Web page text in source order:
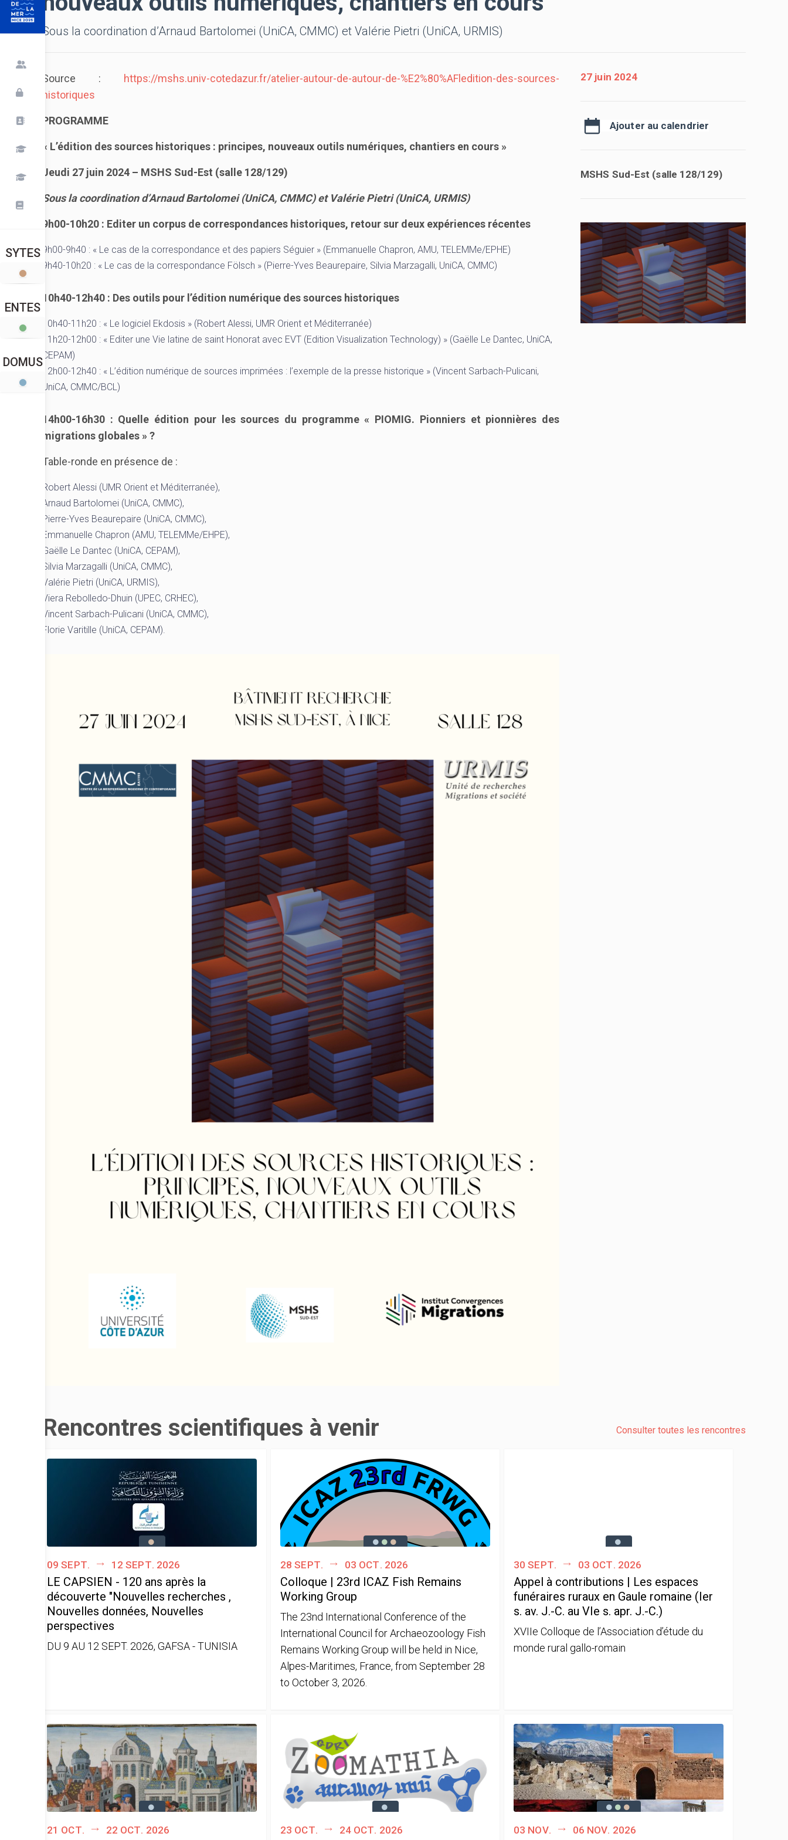
SYTES
ENTES
DOMUS
Sous la coordination d’Arnaud Bartolomei (UniCA, CMMC) et Valérie Pietri (UniCA, URMIS)
Source : https://mshs.univ-cotedazur.fr/atelier-autour-de-autour-de-%E2%80%AFledition-des-sources-
historiques
PROGRAMME
« L’édition des sources historiques : principes, nouveaux outils numériques, chantiers en cours »
Jeudi 27 juin 2024 – MSHS Sud-Est (salle 128/129)
Sous la coordination d’Arnaud Bartolomei (UniCA, CMMC) et Valérie Pietri (UniCA, URMIS)
9h00-10h20 : Editer un corpus de correspondances historiques, retour sur deux expériences récentes
9h00-9h40 : « Le cas de la correspondance et des papiers Séguier » (Emmanuelle Chapron, AMU, TELEMMe/EPHE)
9h40-10h20 : « Le cas de la correspondance Fölsch » (Pierre-Yves Beaurepaire, Silvia Marzagalli, UniCA, CMMC)
10h40-12h40 : Des outils pour l’édition numérique des sources historiques
10h40-11h20 : « Le logiciel Ekdosis » (Robert Alessi, UMR Orient et Méditerranée)
11h20-12h00 : « Editer une Vie latine de saint Honorat avec EVT (Edition Visualization Technology) » (Gaëlle Le Dantec, UniCA,
CEPAM)
12h00-12h40 : « L’édition numérique de sources imprimées : l’exemple de la presse historique » (Vincent Sarbach-Pulicani,
UniCA, CMMC/BCL)
14h00-16h30 : Quelle édition pour les sources du programme « PIOMIG. Pionniers et pionnières des
migrations globales » ?
Table-ronde en présence de :
Robert Alessi (UMR Orient et Méditerranée),
Arnaud Bartolomei (UniCA, CMMC),
Pierre-Yves Beaurepaire (UniCA, CMMC),
Emmanuelle Chapron (AMU, TELEMMe/EHPE),
Gaëlle Le Dantec (UniCA, CEPAM),
Silvia Marzagalli (UniCA, CMMC),
Valérie Pietri (UniCA, URMIS),
Viera Rebolledo-Dhuin (UPEC, CRHEC),
Vincent Sarbach-Pulicani (UniCA, CMMC),
Florie Varitille (UniCA, CEPAM).
27 juin 2024
Ajouter au calendrier
MSHS Sud-Est (salle 128/129)
Rencontres scientifiques à venir Consulter toutes les rencontres
09 sept. 12 sept. 2026
LE CAPSIEN - 120 ans après la
découverte "Nouvelles recherches ,
Nouvelles données, Nouvelles
perspectives
DU 9 AU 12 SEPT. 2026, GAFSA - TUNISIA
28 sept. 03 oct. 2026
Colloque | 23rd ICAZ Fish Remains
Working Group
The 23nd International Conference of the
International Council for Archaeozoology Fish
Remains Working Group will be held in Nice,
Alpes-Maritimes, France, from September 28
to October 3, 2026.
30 sept. 03 oct. 2026
Appel à contributions | Les espaces
funéraires ruraux en Gaule romaine (Ier
s. av. J.-C. au VIe s. apr. J.-C.)
XVIIe Colloque de l’Association d’étude du
monde rural gallo-romain
21 oct. 22 oct. 2026 23 oct. 24 oct. 2026 03 nov. 06 nov. 2026